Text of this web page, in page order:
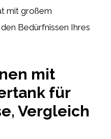
mit großem
Bedürfnissen Ihres
mit
für
Vergleich